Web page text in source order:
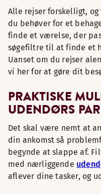
Alle rejser forskelligt,
du behøver for et
finde et værelse, der
søgefiltre til at finde et
Uanset om du rejser
vi her for at gøre dit
PRAKTISKE
UDENDØRS
Det skal være nemt at
din ankomst så
begynde at slappe af.
med nærliggende
aflever dine tasker, og